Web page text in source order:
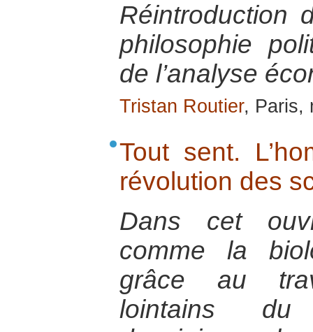
Réintroduction
philosophie
de l’analyse
Tristan Routier, Paris,
Tout sent.
révolution des
Dans cet
comme la
grâce au
lointains du